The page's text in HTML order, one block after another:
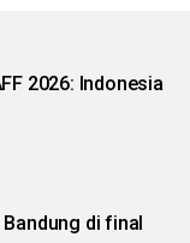
2026: Indonesia
di final